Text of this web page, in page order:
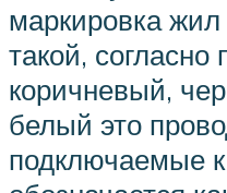
маркировка
такой,
коричневый,
белый это
подключаемые